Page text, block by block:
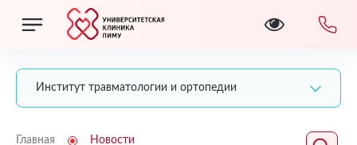
Институт травматологии и ортопедии
Главная Новости